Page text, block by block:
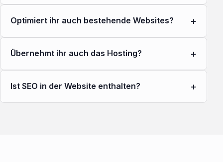
Optimiert ihr auch bestehende Websites? +
Übernehmt ihr auch das Hosting? +
Ist SEO in der Website enthalten? +